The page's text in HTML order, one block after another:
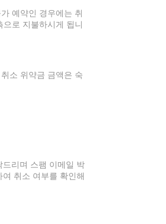
예약인 경우에는 취
로 지불하시게 됩니
소 위약금 금액은 숙
리며 스팸 이메일 박
취소 여부를 확인해